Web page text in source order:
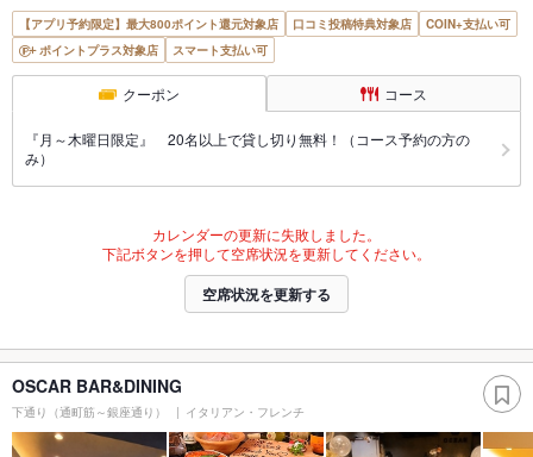
【アプリ予約限定】最大800ポイント還元対象店 口コミ投稿特典対象店
COIN+支払い可
ポイントプラス対象店
スマート支払い可
クーポン コース
『月～木曜日限定』 20名以上で貸し切り無料！（コース予約の方の
み）
カレンダーの更新に失敗しました。
下記ボタンを押して空席状況を更新してください。
空席状況を更新する
OSCAR BAR&DINING
下通り（通町筋～銀座通り） イタリアン・フレンチ